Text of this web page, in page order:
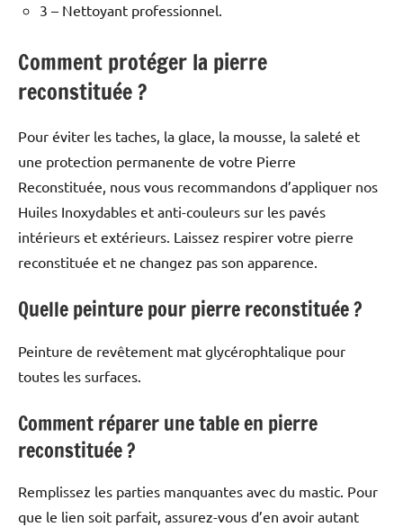
3 – Nettoyant professionnel.
Comment protéger la pierre
reconstituée ?
Pour éviter les taches, la glace, la mousse, la saleté et
une protection permanente de votre Pierre
Reconstituée, nous vous recommandons d’appliquer nos
Huiles Inoxydables et anti-couleurs sur les pavés
intérieurs et extérieurs. Laissez respirer votre pierre
reconstituée et ne changez pas son apparence.
Quelle peinture pour pierre reconstituée ?
Peinture de revêtement mat glycérophtalique pour
toutes les surfaces.
Comment réparer une table en pierre
reconstituée ?
Remplissez les parties manquantes avec du mastic. Pour
que le lien soit parfait, assurez-vous d’en avoir autant